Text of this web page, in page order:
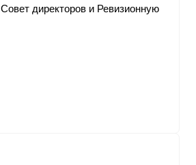
директоров и Ревизионную